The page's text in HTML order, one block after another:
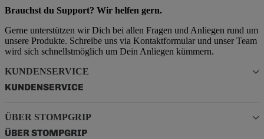
Brauchst du Support? Wir helfen gern.
Gerne unterstützen wir Dich bei allen Fragen und Anliegen rund um
unsere Produkte. Schreibe uns via Kontaktformular und unser Team
wird sich schnellstmöglich um Dein Anliegen kümmern.
KUNDENSERVICE
KUNDENSERVICE
ÜBER STOMPGRIP
ÜBER STOMPGRIP